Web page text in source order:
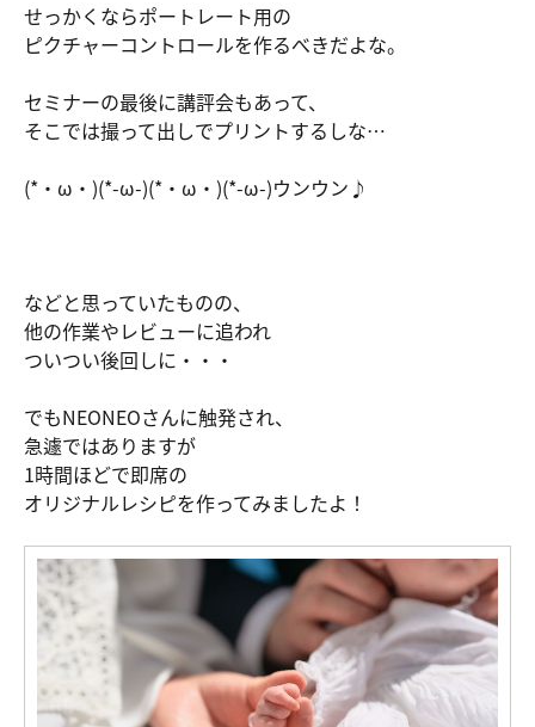
せっかくならポートレート用の
ピクチャーコントロールを作るべきだよな。
セミナーの最後に講評会もあって、
そこでは撮って出しでプリントするしな…
(*・ω・)(*-ω-)(*・ω・)(*-ω-)ウンウン♪
などと思っていたものの、
他の作業やレビューに追われ
ついつい後回しに・・・
でもNEONEOさんに触発され、
急遽ではありますが
1時間ほどで即席の
オリジナルレシピを作ってみましたよ！